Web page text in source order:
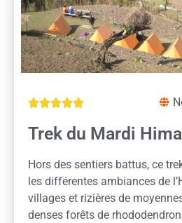

Trek du Mardi Himal
Hors des sentiers battus, ce
les différentes ambiances de
villages et rizières de
denses forêts de